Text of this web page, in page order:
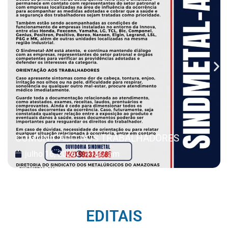
COMUNICADO AOS TRABALHADORES
julho 16, 2026 11:37 am
EDITAIS